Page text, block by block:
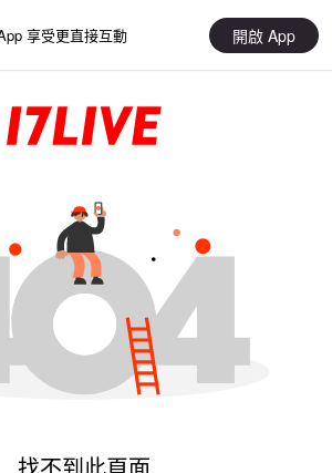
享受更直接互動 開啟 App